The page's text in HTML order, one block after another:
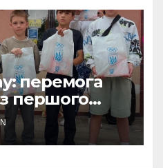
перемога
першого